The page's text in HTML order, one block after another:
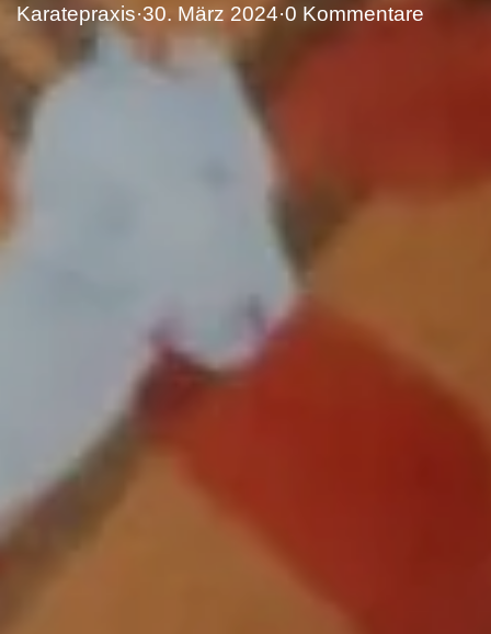
Karatepraxis·30. März 2024·0 Kommentare